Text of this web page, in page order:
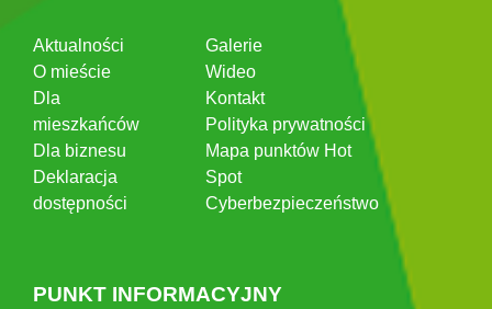
Aktualności
O mieście
Dla
mieszkańców
Dla biznesu
Deklaracja
dostępności
Galerie
Wideo
Kontakt
Polityka prywatności
Mapa punktów Hot
Spot
Cyberbezpieczeństwo
PUNKT INFORMACYJNY